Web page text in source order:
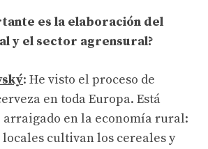
es la elaboración del
y el sector agrensural?
: He visto el proceso de
en toda Europa. Está
en la economía rural:
cultivan los cereales y